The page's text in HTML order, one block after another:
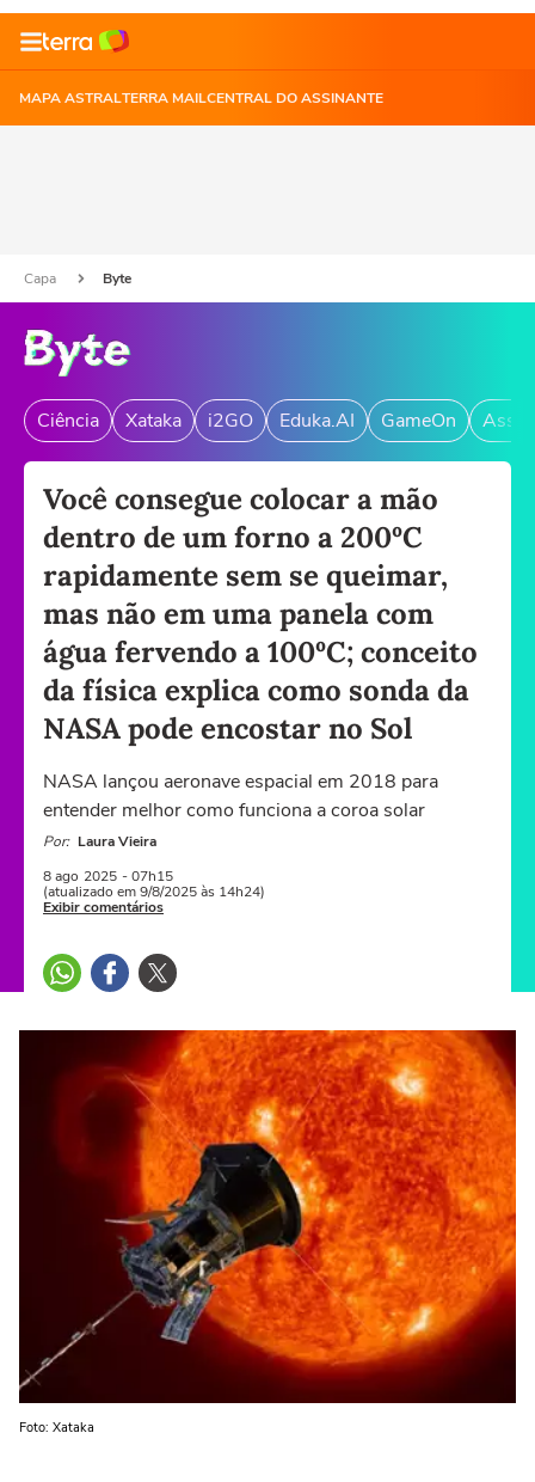
MAPA ASTRALTERRA MAILCENTRAL DO ASSINANTE
Capa Byte
Ciência Xataka i2GO Eduka.AI GameOn
Você consegue colocar a mão
dentro de um forno a 200ºC
rapidamente sem se queimar,
mas não em uma panela com
água fervendo a 100ºC; conceito
da física explica como sonda da
NASA pode encostar no Sol
NASA lançou aeronave espacial em 2018 para
entender melhor como funciona a coroa solar
Por: Laura Vieira
8 ago 2025 - 07h15
(atualizado em 9/8/2025 às 14h24)
Exibir comentários
Foto: Xataka